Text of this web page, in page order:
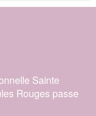
Sainte
Rouges passe